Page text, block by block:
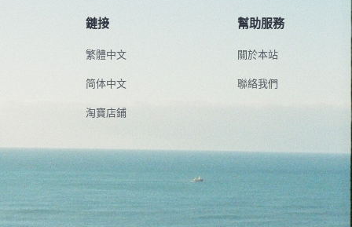
鏈接
繁體中文
简体中文
淘寶店鋪
幫助服務
關於本站
聯絡我們